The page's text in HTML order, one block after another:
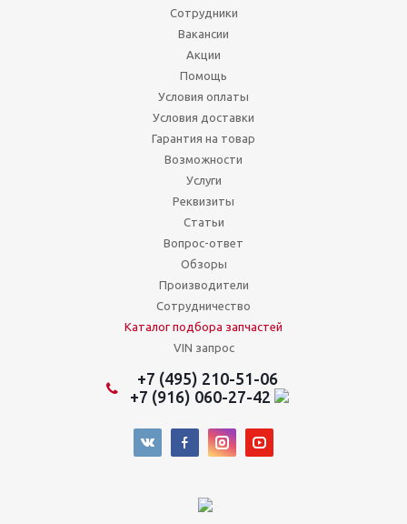
Сотрудники
Вакансии
Акции
Помощь
Условия оплаты
Условия доставки
Гарантия на товар
Возможности
Услуги
Реквизиты
Статьи
Вопрос-ответ
Обзоры
Производители
Сотрудничество
Каталог подбора запчастей
VIN запрос
+7 (495) 210-51-06
+7 (916) 060-27-42